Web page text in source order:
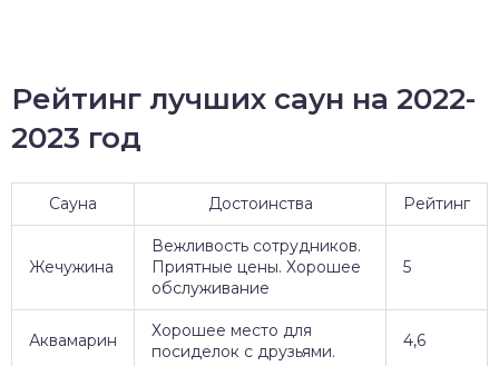
Рейтинг лучших саун на 2022-
2023 год
Сауна Достоинства Рейтинг
Жечужина
Вежливость сотрудников.
Приятные цены. Хорошее
обслуживание
5
Аквамарин
Хорошее место для
посиделок с друзьями.
4,6